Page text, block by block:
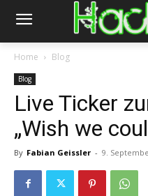
Home Blog
Blog
Live Ticker
„Wish we
By Fabian Geissler - 9.